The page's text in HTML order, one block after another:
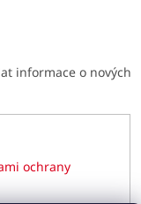
informace o nových
ochrany